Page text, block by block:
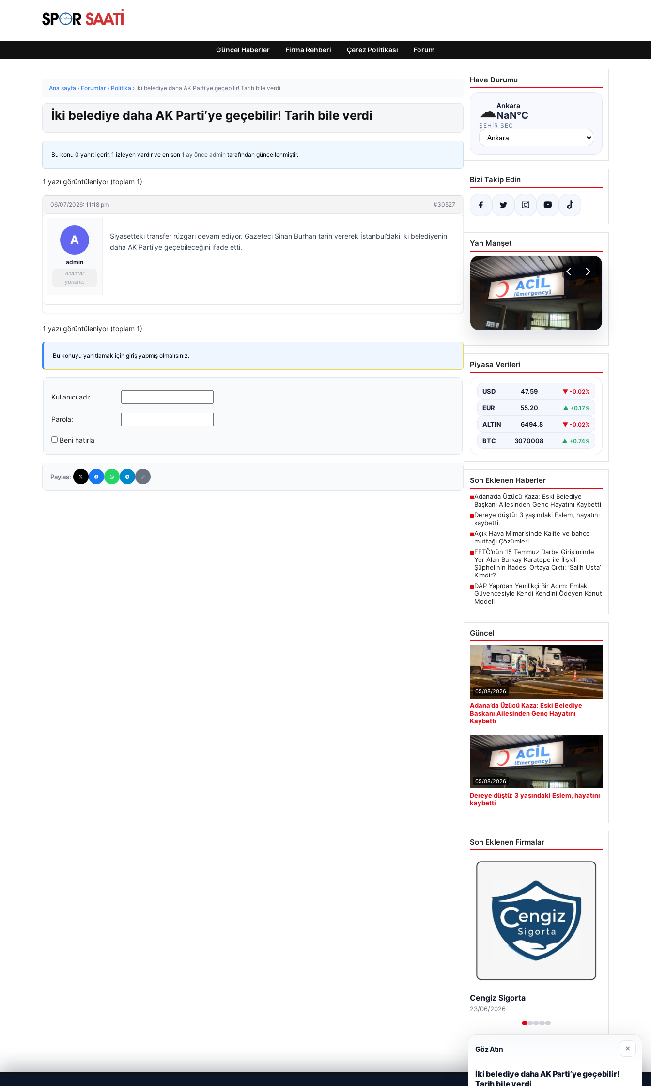
Güncel Haberler Firma Rehberi Çerez Politikası Forum
Ana sayfa › Forumlar › Politika › İki belediye daha AK Parti’ye geçebilir! Tarih bile verdi
İki belediye daha AK Parti’ye geçebilir! Tarih bile verdi
Bu konu 0 yanıt içerir, 1 izleyen vardır ve en son 1 ay önce admin tarafından güncellenmiştir.
1 yazı görüntüleniyor (toplam 1)
06/07/2026: 11:18 pm #30527
A
admin
Anahtar
yönetici
Siyasetteki transfer rüzgarı devam ediyor. Gazeteci Sinan Burhan tarih vererek İstanbul’daki iki belediyenin
daha AK Parti’ye geçebileceğini ifade etti.
1 yazı görüntüleniyor (toplam 1)
Bu konuyu yanıtlamak için giriş yapmış olmalısınız.
Kullanıcı adı:
Parola:
Beni hatırla
Paylaş:
Hava Durumu
☁Ankara
NaN°C
ŞEHIR SEÇ
Bizi Takip Edin
Yan Manşet
05.08.2026
Dereye düştü: 3 yaşındaki
Eslem, hayatını kaybetti
Piyasa Verileri
USD 47.59 ▼ -0.02%
EUR 55.20 ▲ +0.17%
ALTIN 6494.8 ▼ -0.02%
BTC 3070008 ▲ +0.74%
Son Eklenen Haberler
■Adana’da Üzücü Kaza: Eski Belediye
Başkanı Ailesinden Genç Hayatını Kaybetti
■Dereye düştü: 3 yaşındaki Eslem, hayatını
kaybetti
■Açık Hava Mimarisinde Kalite ve bahçe
mutfağı Çözümleri
■FETÖ’nün 15 Temmuz Darbe Girişiminde
Yer Alan Burkay Karatepe ile İlişkili
Şüphelinin İfadesi Ortaya Çıktı: ‘Salih Usta’
Kimdir?
■DAP Yapı’dan Yenilikçi Bir Adım: Emlak
Güvencesiyle Kendi Kendini Ödeyen Konut
Modeli
Güncel
05/08/2026
Adana’da Üzücü Kaza: Eski Belediye
Başkanı Ailesinden Genç Hayatını
Kaybetti
05/08/2026
Dereye düştü: 3 yaşındaki Eslem, hayatını
kaybetti
Son Eklenen Firmalar
Cengiz Sigorta
23/06/2026
Göz Atın ×
İki belediye daha AK Parti’ye geçebilir!
Tarih bile verdi